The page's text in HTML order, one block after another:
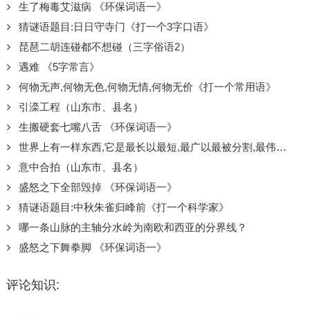
生了梅毒艾滋病 《环保词语一》
猜谜语题目:日日守寺门《打一个3字口语》
琵琶二胡连碰都不想碰（三字俗语2）
遇难 《5字常言》
何物无声,何物无色,何物无情,何物无价《打一个常用语》
引滦工程（山东市、县名）
生搬硬套七嘴八舌 《环保词语一》
世界上有一样东西,它是最长以最短,最广以最被分割,最伟大而又最渺小,最珍贵而又最被人忽略《打一个词语》
意中合拍（山东市、县名）
盛怒之下全部毁掉 《环保词语一》
猜谜语题目:中秋朱雀归峰前《打一个科学家》
哪一条山脉的主轴分水岭为南欧和西亚的分界线？
盛怒之下舞拳脚 《环保词语一》
评论知识: